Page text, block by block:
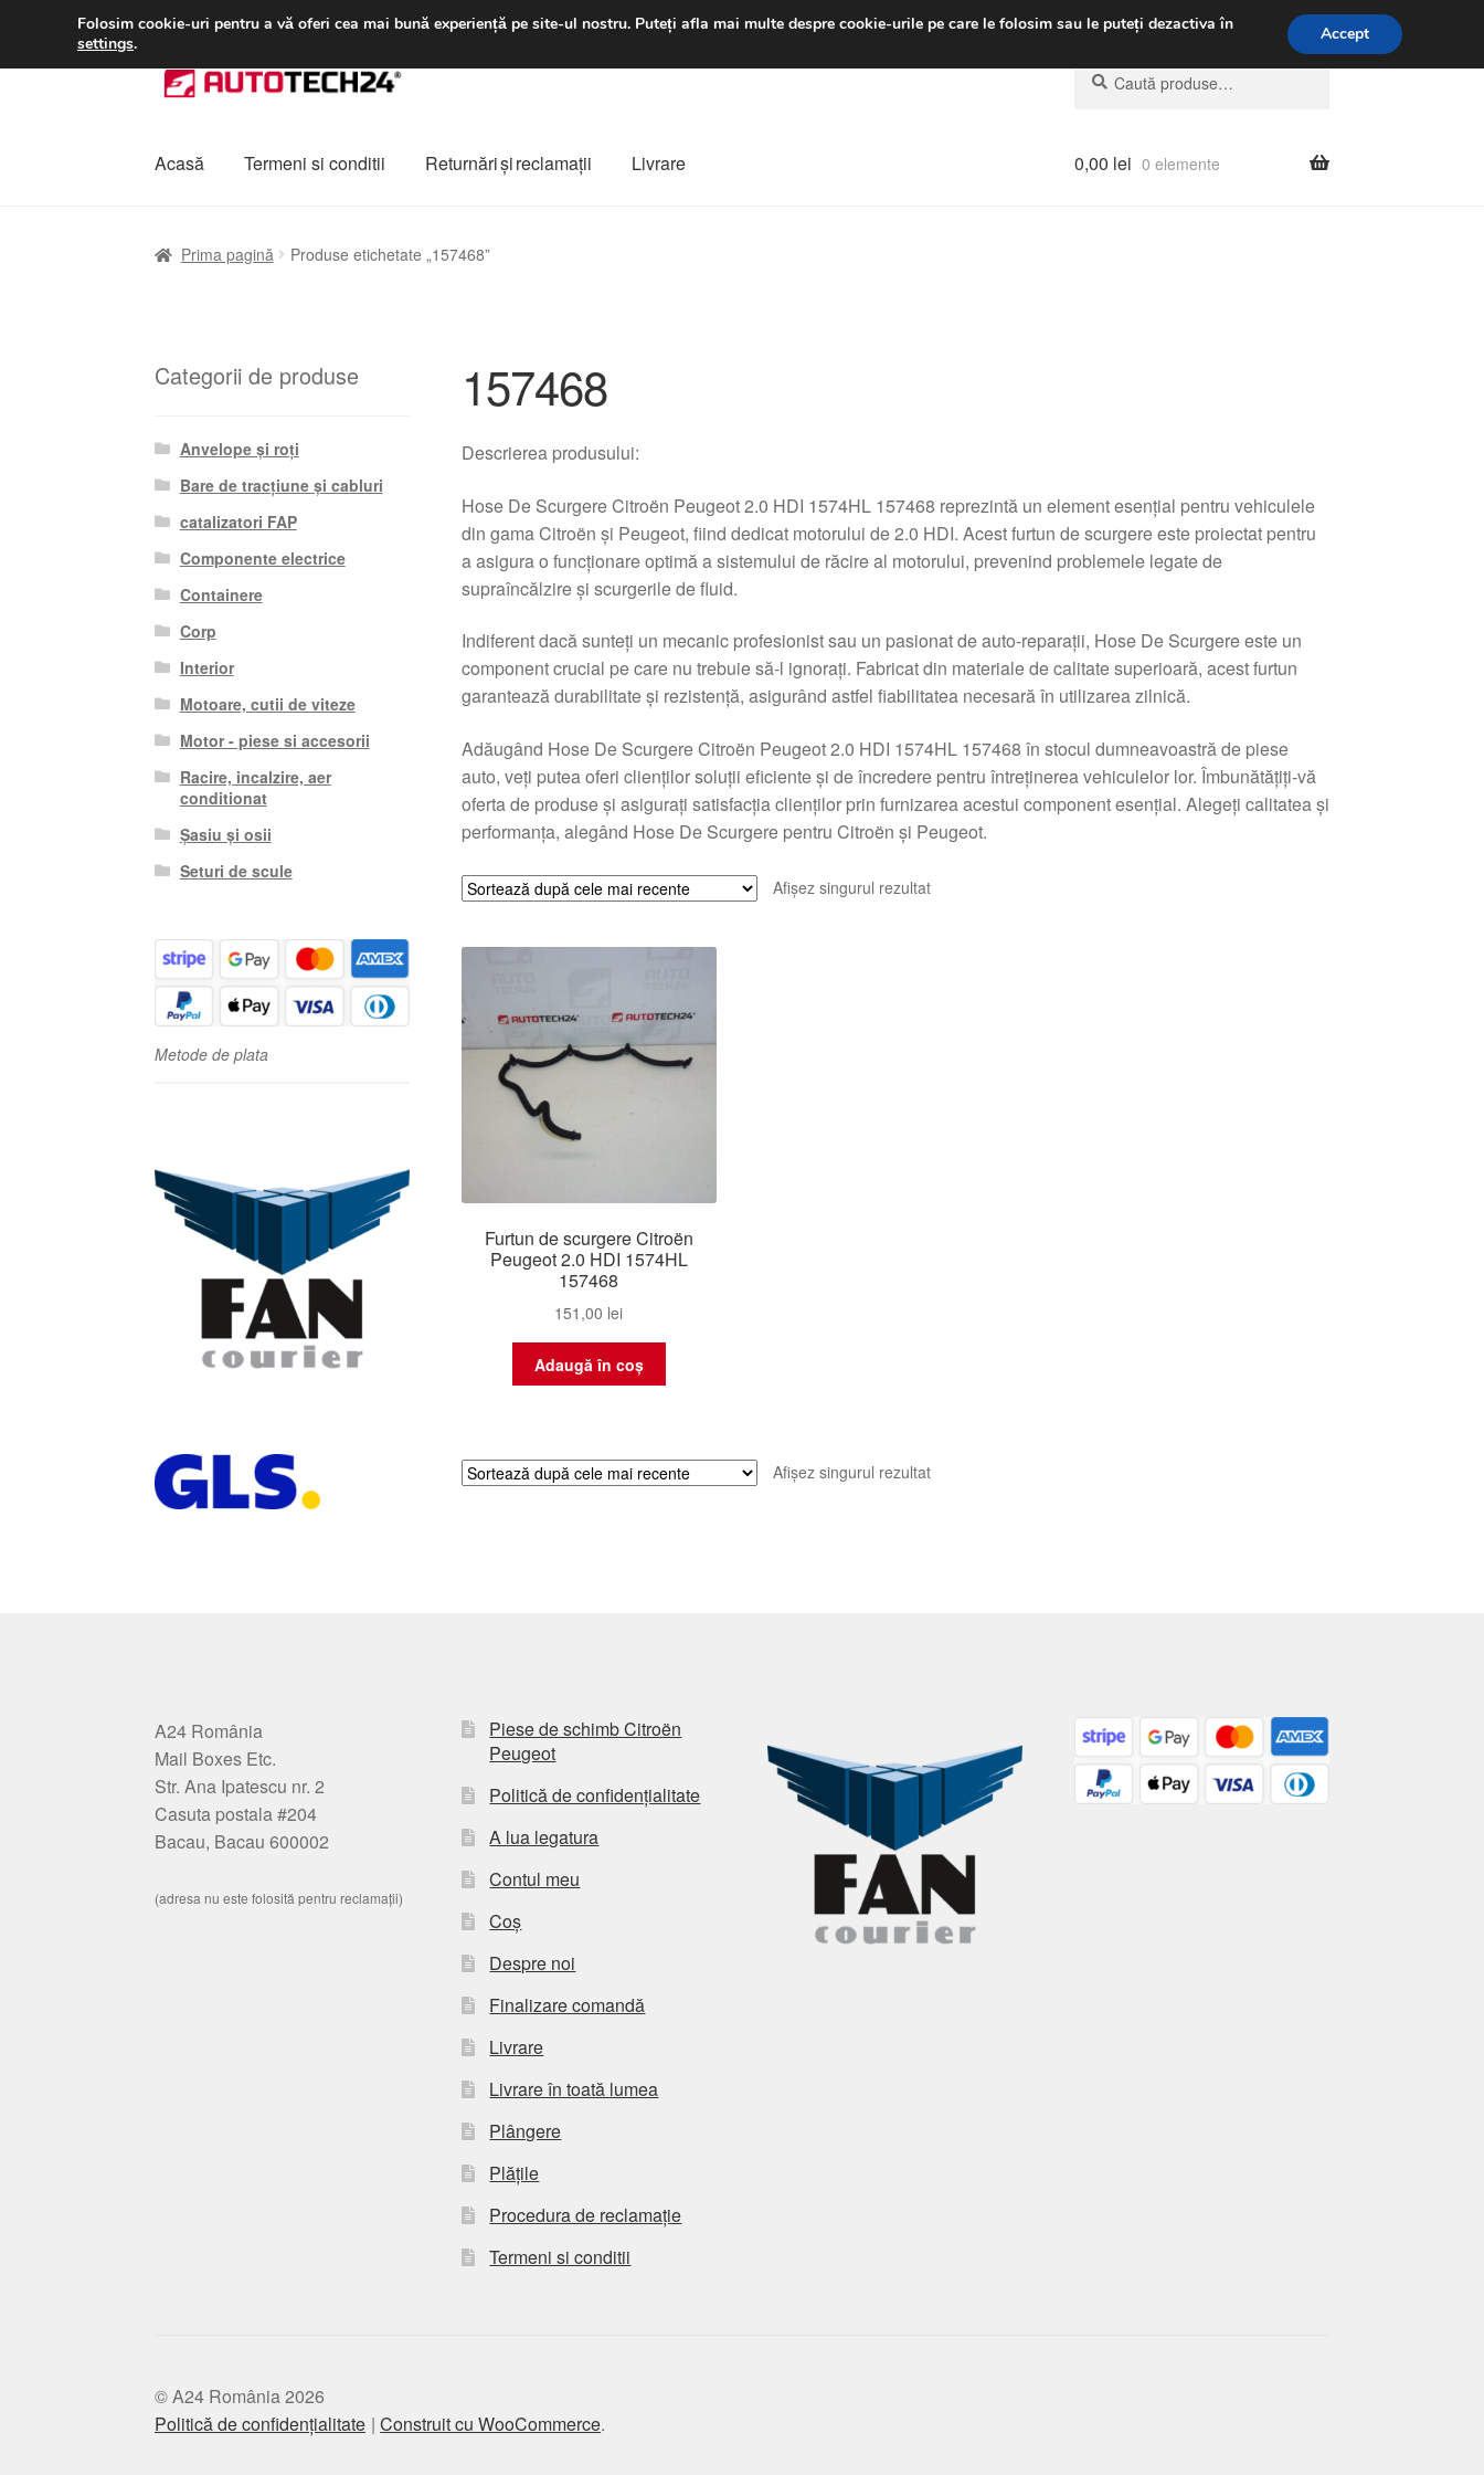
LIVRARE de la 33 lei luni-vineri 9 a.m. - 4 p.m.031 229 6816
Sari
la
Sari
la
Caută
după:
Caută
Acasă Termeni si conditii Returnări şi reclamații Livrare 0,00 lei 0 elemente
Prima pagină Produse etichetate „157468”
157468
Descrierea produsului:
Hose De Scurgere Citroën Peugeot 2.0 HDI 1574HL 157468 reprezintă un element esențial pentru vehiculele
din gama Citroën și Peugeot, fiind dedicat motorului de 2.0 HDI. Acest furtun de scurgere este proiectat pentru
a asigura o funcționare optimă a sistemului de răcire al motorului, prevenind problemele legate de
supraîncălzire și scurgerile de fluid.
Indiferent dacă sunteți un mecanic profesionist sau un pasionat de auto-reparații, Hose De Scurgere este un
component crucial pe care nu trebuie să-l ignorați. Fabricat din materiale de calitate superioară, acest furtun
garantează durabilitate și rezistență, asigurând astfel fiabilitatea necesară în utilizarea zilnică.
Adăugând Hose De Scurgere Citroën Peugeot 2.0 HDI 1574HL 157468 în stocul dumneavoastră de piese
auto, veți putea oferi clienților soluții eficiente și de încredere pentru întreținerea vehiculelor lor. Îmbunătățiți-vă
oferta de produse și asigurați satisfacția clienților prin furnizarea acestui component esențial. Alegeți calitatea și
performanța, alegând Hose De Scurgere pentru Citroën și Peugeot.
Afișez singurul rezultat
Furtun de scurgere Citroën
Peugeot 2.0 HDI 1574HL
157468
151,00 lei
Adaugă în coș
Afișez singurul rezultat
Categorii de produse
Anvelope și roți
Bare de tracțiune și cabluri
catalizatori FAP
Componente electrice
Containere
Corp
Interior
Motoare, cutii de viteze
Motor - piese si accesorii
Racire, incalzire, aer
conditionat
Șasiu și osii
Seturi de scule
Metode de plata
A24 România
Mail Boxes Etc.
Str. Ana Ipatescu nr. 2
Casuta postala #204
Bacau, Bacau 600002
(adresa nu este folosită pentru reclamații)
Piese de schimb Citroën
Peugeot
Politică de confidențialitate
A lua legatura
Contul meu
Coș
Despre noi
Finalizare comandă
Livrare
Livrare în toată lumea
Plângere
Plățile
Procedura de reclamație
Termeni si conditii
© A24 România 2026
Politică de confidențialitate Construit cu WooCommerce.
Folosim cookie-uri pentru a vă oferi cea mai bună experiență pe site-ul nostru. Puteți afla mai multe despre cookie-urile pe care le folosim sau le puteți dezactiva în
settings. Accept